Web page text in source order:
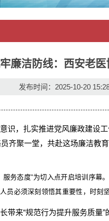
廉洁防线：西安老
发布时间：2025-10-20
，扎实推进党风廉政建设工
齐聚一堂，共赴这场廉洁教育
态度”为切入点开启培训序幕
员必须深刻领悟其重要性，时刻
来“规范行为提升服务质量”